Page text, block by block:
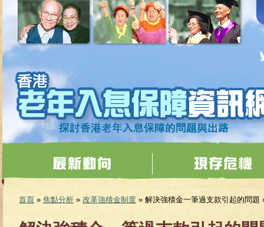
移至主內容
您在這裡
首頁 » 焦點分析 » 改革強積金制度 » 解決強積金一筆過支款引起的問